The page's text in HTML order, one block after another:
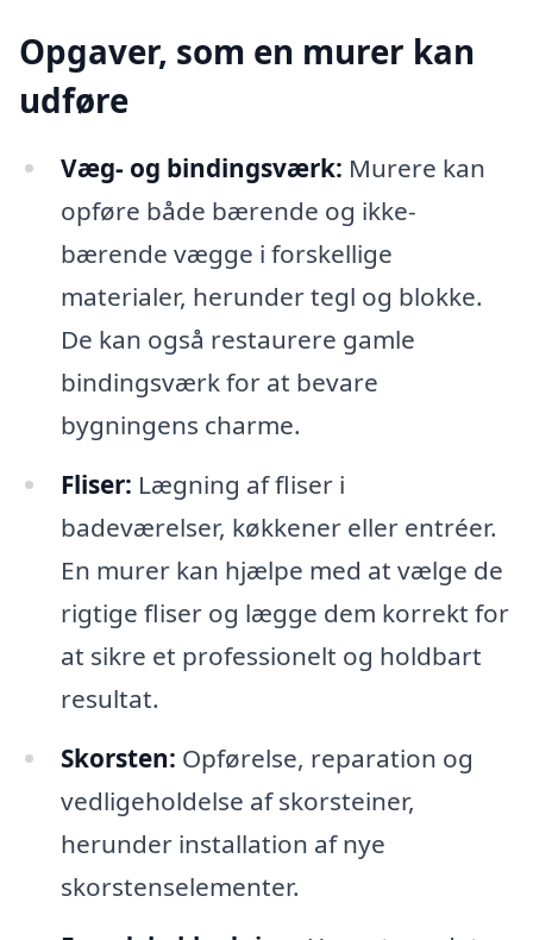
Opgaver, som en murer kan
udføre
Væg- og bindingsværk: Murere kan
opføre både bærende og ikke-
bærende vægge i forskellige
materialer, herunder tegl og blokke.
De kan også restaurere gamle
bindingsværk for at bevare
bygningens charme.
Fliser: Lægning af fliser i
badeværelser, køkkener eller entréer.
En murer kan hjælpe med at vælge de
rigtige fliser og lægge dem korrekt for
at sikre et professionelt og holdbart
resultat.
Skorsten: Opførelse, reparation og
vedligeholdelse af skorsteiner,
herunder installation af nye
skorstenselementer.